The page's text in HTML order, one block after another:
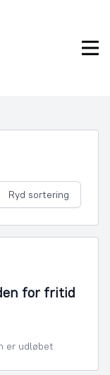
Ryd sortering
for fritid
er udløbet